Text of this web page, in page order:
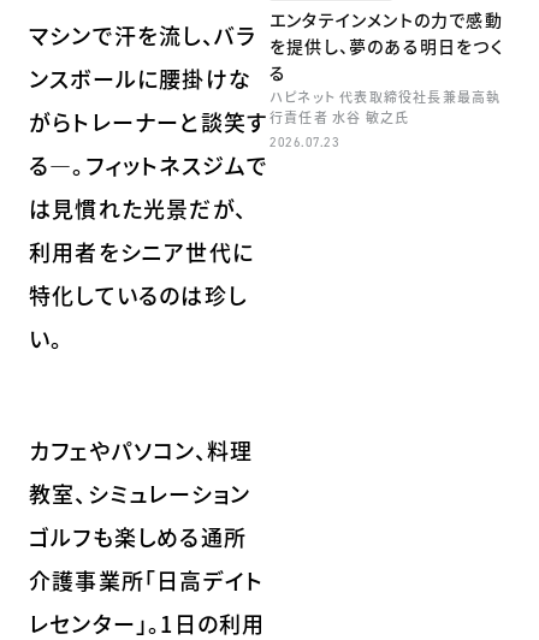
マシンで汗を流し、バラ
ンスボールに腰掛けな
がらトレーナーと談笑す
る―。フィットネスジムで
は見慣れた光景だが、
利用者をシニア世代に
特化しているのは珍し
い。
カフェやパソコン、料理
教室、シミュレーション
ゴルフも楽しめる通所
介護事業所「日高デイト
レセンター」。1日の利用
エンタテインメントの力で感動
を提供し、夢のある明日をつく
る
ハピネット 代表取締役社長兼最高執
行責任者 水谷 敏之氏
2026.07.23